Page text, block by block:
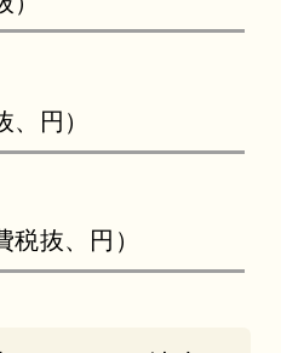
円）
抜、円）